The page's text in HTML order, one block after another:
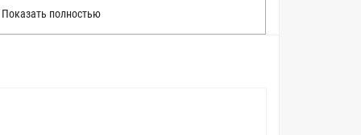
описать цвет каждой ткани из нашего каталога.
ткань в естественном свете, стараемся
условия и описания. Но несмотря на наши
Показать полностью